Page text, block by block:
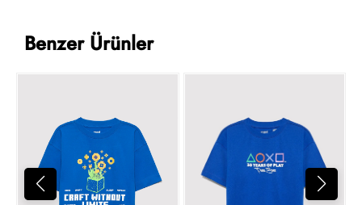
Benzer Ürünler